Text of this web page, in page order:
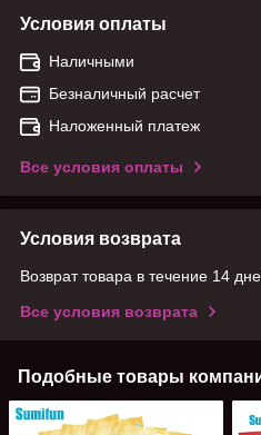
Условия оплаты
Наличными
Безналичный расчет
Наложенный платеж
Все условия оплаты
Условия возврата
Возврат товара в течение 14
Все условия возврата
Подобные товары